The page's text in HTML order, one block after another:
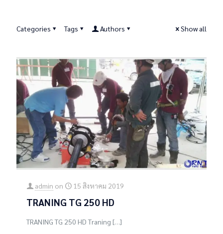
Categories Tags Authors Show all
admin on 15 สิงหาคม 2019
TRANING TG 250 HD
TRANING TG 250 HD Traning […]